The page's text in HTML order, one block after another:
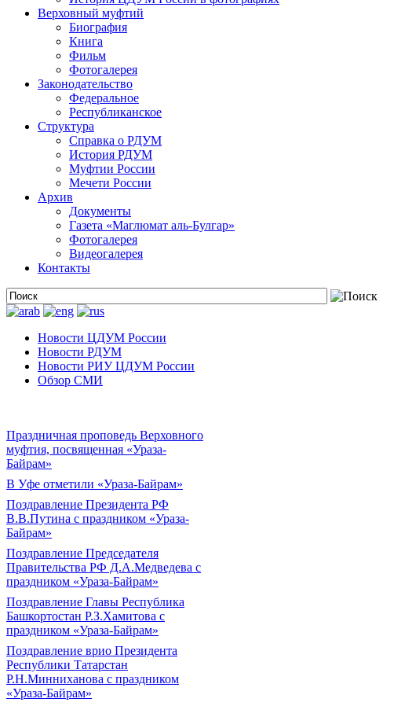
Верховный муфтий
Биография
Книга
Фильм
Фотогалерея
Законодательство
Федеральное
Республиканское
Структура
Справка о РДУМ
История РДУМ
Муфтии России
Мечети России
Архив
Документы
Газета «Маглюмат аль-Булгар»
Фотогалерея
Видеогалерея
Контакты
Новости ЦДУМ России
Новости РДУМ
Новости РИУ ЦДУМ России
Обзор СМИ
Праздничная проповедь Верховного
муфтия, посвященная «Ураза-
Байрам»
В Уфе отметили «Ураза-Байрам»
Поздравление Президента РФ
В.В.Путина с праздником «Ураза-
Байрам»
Поздравление Председателя
Правительства РФ Д.А.Медведева с
праздником «Ураза-Байрам»
Поздравление Главы Республика
Башкортостан Р.З.Хамитова с
праздником «Ураза-Байрам»
Поздравление врио Президента
Республики Татарстан
Р.Н.Минниханова с праздником
«Ураза-Байрам»